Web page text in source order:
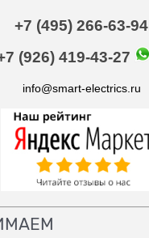
+7 (495) 266-63-94
(926) 419-43-27
info@smart-electrics.ru